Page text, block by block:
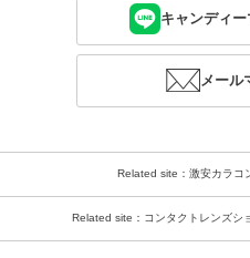
キャンディ
メール
Related site：激安カラコ
Related site：コンタクトレンズシ